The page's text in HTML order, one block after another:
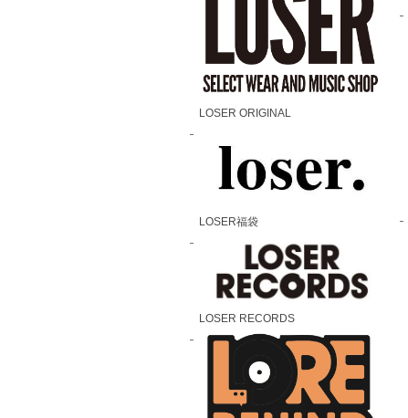
LOSER ORIGINAL
LOSER福袋
LOSER RECORDS